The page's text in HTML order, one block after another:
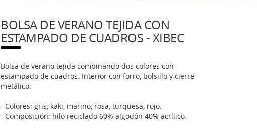
BOLSA DE VERANO TEJIDA CON
ESTAMPADO DE CUADROS - XIBEC
Bolsa de verano tejida combinando dos colores con
estampado de cuadros. Interior con forro, bolsillo y cierre
metálico.
- Colores: gris, kaki, marino, rosa, turquesa, rojo.
- Composición: hilo reciclado 60% algodón 40% acrílico.